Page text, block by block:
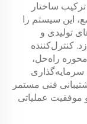
ترکیب ساختار
این سیستم را
تولیدی و
کنترل‌کننده
راه‌حل،
سرمایه‌گذاری
فنی مستمر
موفقیت عملیاتی